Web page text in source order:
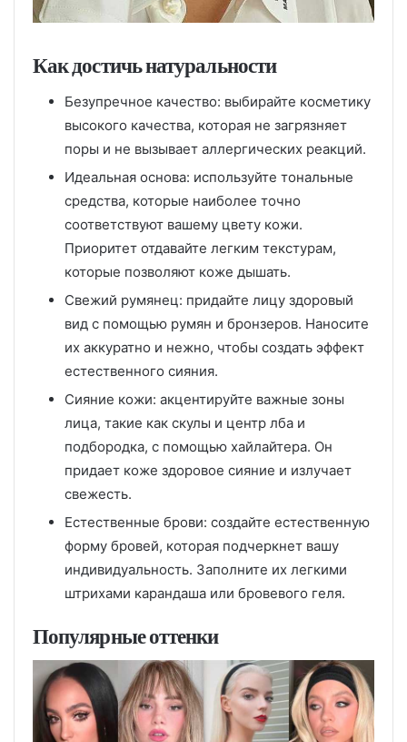
Как достичь натуральности
Безупречное качество: выбирайте косметику
высокого качества, которая не загрязняет
поры и не вызывает аллергических реакций.
Идеальная основа: используйте тональные
средства, которые наиболее точно
соответствуют вашему цвету кожи.
Приоритет отдавайте легким текстурам,
которые позволяют коже дышать.
Свежий румянец: придайте лицу здоровый
вид с помощью румян и бронзеров. Наносите
их аккуратно и нежно, чтобы создать эффект
естественного сияния.
Сияние кожи: акцентируйте важные зоны
лица, такие как скулы и центр лба и
подбородка, с помощью хайлайтера. Он
придает коже здоровое сияние и излучает
свежесть.
Естественные брови: создайте естественную
форму бровей, которая подчеркнет вашу
индивидуальность. Заполните их легкими
штрихами карандаша или бровевого геля.
Популярные оттенки